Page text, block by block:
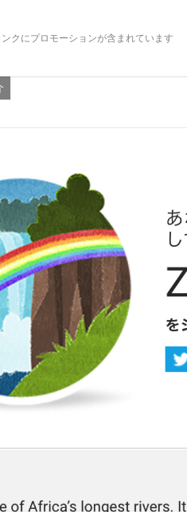
クにプロモーションが含まれています